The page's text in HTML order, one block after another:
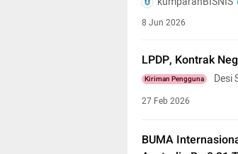
8 Jun 2026
LPDP, Kontrak
Kiriman Pengguna Desi
27 Feb 2026
BUMA